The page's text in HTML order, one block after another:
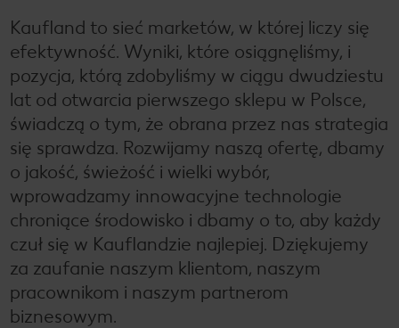
Marki własne Kauflandu
Wynajem powierzchni i reklama
Ekspansja
Działki na sprzedaż
Inwestycje
Kaufland to sieć marketów, w której liczy się
efektywność. Wyniki, które osiągnęliśmy, i
pozycja, którą zdobyliśmy w ciągu dwudziestu
lat od otwarcia pierwszego sklepu w Polsce,
świadczą o tym, że obrana przez nas strategia
się sprawdza. Rozwijamy naszą ofertę, dbamy
o jakość, świeżość i wielki wybór,
wprowadzamy innowacyjne technologie
chroniące środowisko i dbamy o to, aby każdy
czuł się w Kauflandzie najlepiej. Dziękujemy
za zaufanie naszym klientom, naszym
pracownikom i naszym partnerom
biznesowym.